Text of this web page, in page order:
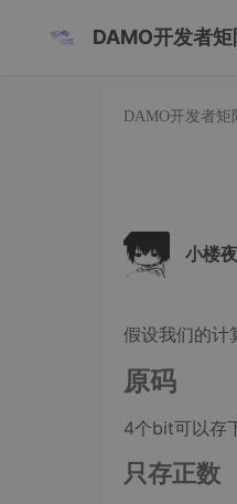
DAMO开发者矩
DAMO开发者矩
小楼
假设我们的计
原码
4个bit可以存
只存正数